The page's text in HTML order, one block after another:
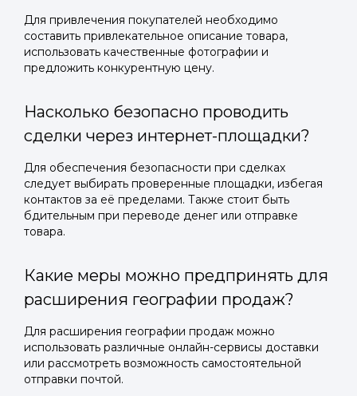
Для привлечения покупателей необходимо
составить привлекательное описание товара,
использовать качественные фотографии и
предложить конкурентную цену.
Насколько безопасно проводить
сделки через интернет-площадки?
Для обеспечения безопасности при сделках
следует выбирать проверенные площадки, избегая
контактов за её пределами. Также стоит быть
бдительным при переводе денег или отправке
товара.
Какие меры можно предпринять для
расширения географии продаж?
Для расширения географии продаж можно
использовать различные онлайн-сервисы доставки
или рассмотреть возможность самостоятельной
отправки почтой.